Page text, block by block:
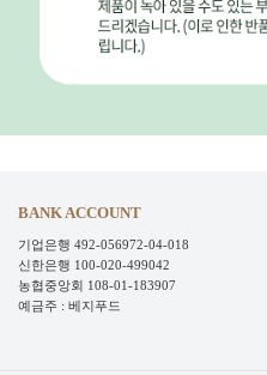
BANK ACCOUNT
기업은행 492-056972-04-018
신한은행 100-020-499042
농협중앙회 108-01-183907
예금주 : 베지푸드